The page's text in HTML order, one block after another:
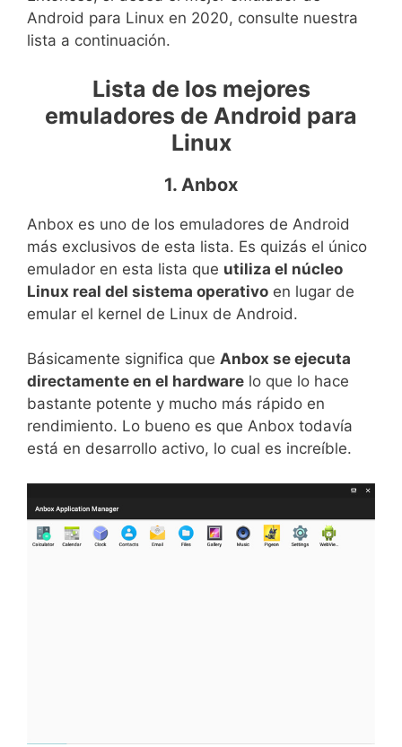
Android para Linux en 2020, consulte nuestra
lista a continuación.
Lista de los mejores
emuladores de Android para
Linux
1. Anbox
Anbox es uno de los emuladores de Android
más exclusivos de esta lista. Es quizás el único
emulador en esta lista que utiliza el núcleo
Linux real del sistema operativo en lugar de
emular el kernel de Linux de Android.
Básicamente significa que Anbox se ejecuta
directamente en el hardware lo que lo hace
bastante potente y mucho más rápido en
rendimiento. Lo bueno es que Anbox todavía
está en desarrollo activo, lo cual es increíble.